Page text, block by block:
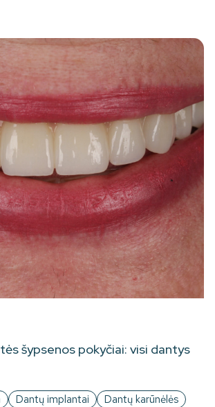
šypsenos pokyčiai: visi dantys
Dantų implantai
Dantų karūnėlės